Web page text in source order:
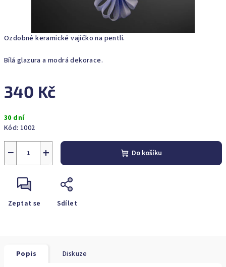
Ozdobné keramické vajíčko na pentli.
Bílá glazura a modrá dekorace.
340 Kč
cena:
30 dní
Kód: 1002
+
− Do košíku
Zeptat se Sdílet
Popis Diskuze